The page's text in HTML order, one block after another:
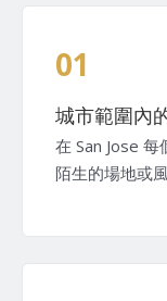
01
城市範圍內
在 San Jose
陌生的場地或風